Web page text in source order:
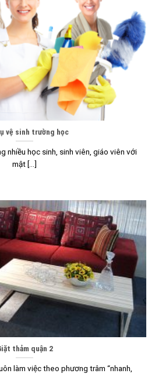
vệ sinh trường học
nhiều học sinh, sinh viên, giáo viên với
mật [...]
thảm quận 2
làm việc theo phương trâm “nhanh,